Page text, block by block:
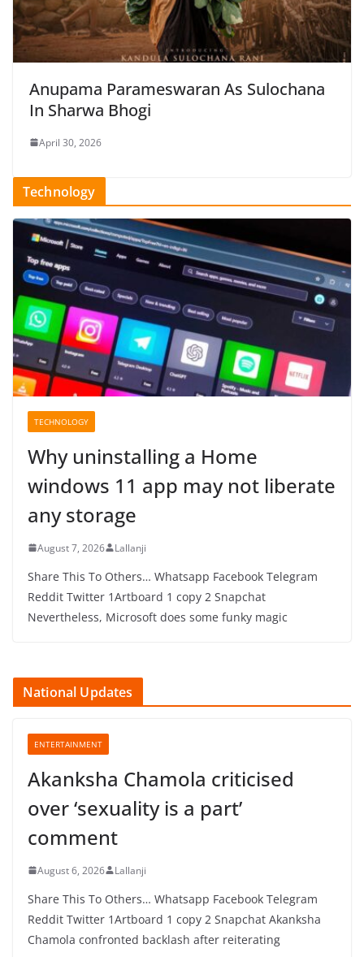
Anupama Parameswaran As Sulochana
In Sharwa Bhogi
April 30, 2026
Technology
TECHNOLOGY
Why uninstalling a Home
windows 11 app may not liberate
any storage
August 7, 2026 Lallanji
Share This To Others… Whatsapp Facebook Telegram
Reddit Twitter 1Artboard 1 copy 2 Snapchat
Nevertheless, Microsoft does some funky magic
National Updates
ENTERTAINMENT
Akanksha Chamola criticised
over ‘sexuality is a part’
comment
August 6, 2026 Lallanji
Share This To Others… Whatsapp Facebook Telegram
Reddit Twitter 1Artboard 1 copy 2 Snapchat Akanksha
Chamola confronted backlash after reiterating